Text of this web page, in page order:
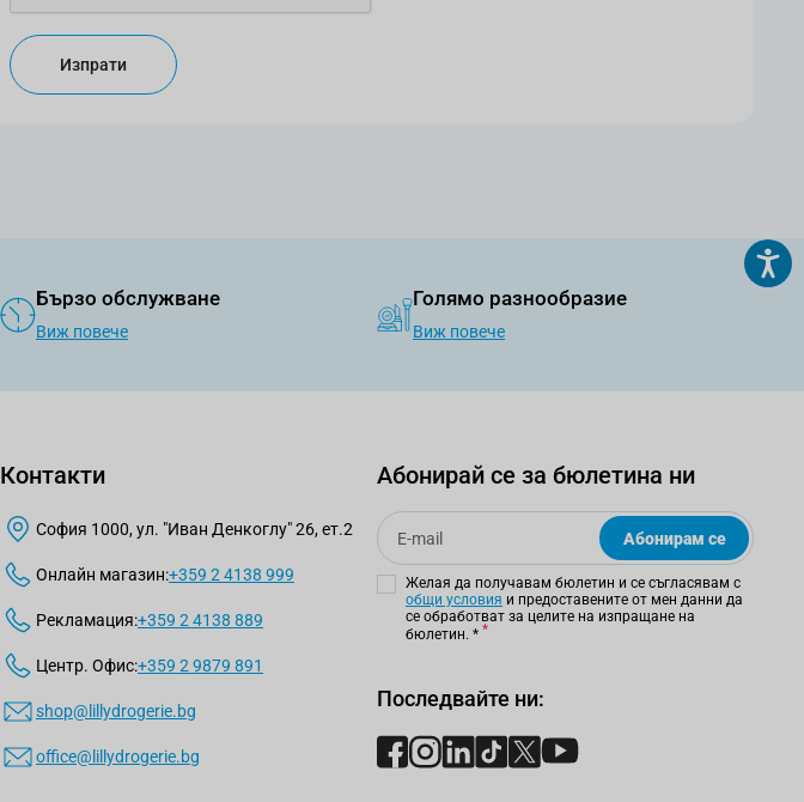
Изпрати
Бързо обслужване
Виж повече
Голямо разнообразие
Виж повече
Контакти
София 1000, ул. "Иван Денкоглу" 26, ет.2
Онлайн магазин:+359 2 4138 999
Рекламация:+359 2 4138 889
Центр. Офис:+359 2 9879 891
shop@lillydrogerie.bg
office@lillydrogerie.bg
Абонирай се за бюлетина ни
Email
Абонирам се
Желая да получавам бюлетин и се съгласявам с
общи условия и предоставените от мен данни да
се обработват за целите на изпращане на
бюлетин. *
Последвайте ни: